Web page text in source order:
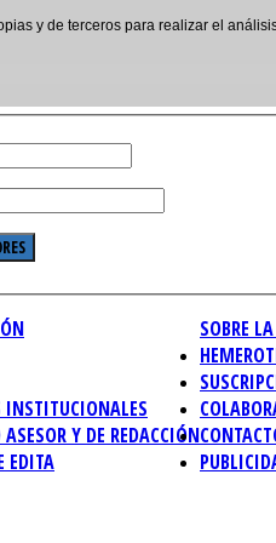
SOBRE
INSTITUCIONALES
ASESOR Y DE REDACCIÓN
EDITA
y de terceros para realizar el